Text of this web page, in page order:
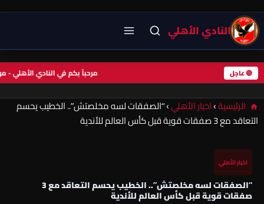
النادي الأهلي
🔴 عاجل مرحباً بكم في النادي
الرئيسية›اخبار الأهلي›“الصفقات لسه مخلصتش”.. الخطيب يحسم
التعاقد مع 3 صفقات قوية قبل كأس العالم للأندية
اخبار الأهلي
“الصفقات لسه مخلصتش”.. الخطيب يحسم التعاقد مع 3
صفقات قوية قبل كأس العالم للأندية